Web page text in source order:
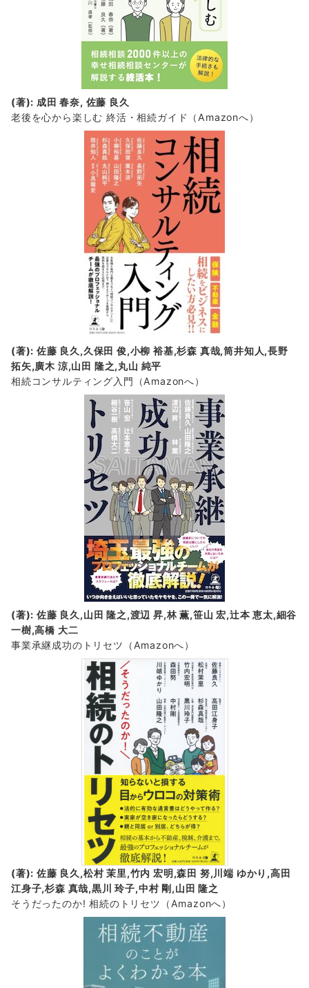
(著): 成田 春奈, 佐藤 良久
老後を心から楽しむ 終活・相続ガイド
（Amazonへ）
(著): 佐藤 良久,久保田 俊,小柳 裕基,杉森 真哉,筒井知人,長野
拓矢,廣木 涼,山田 隆之,丸山 純平
相続コンサルティング入門 （Amazonへ）
(著): 佐藤 良久,山田 隆之,渡辺 昇,林 薫,笹山 宏,辻本 恵太,細谷
一樹,高橋 大二
事業承継成功のトリセツ
（Amazonへ）
(著): 佐藤 良久,松村 茉里,竹内 宏明,森田 努,川端 ゆかり,高田
江身子,杉森 真哉,黒川 玲子,中村 剛,山田 隆之
そうだったのか! 相続のトリセツ
（Amazonへ）